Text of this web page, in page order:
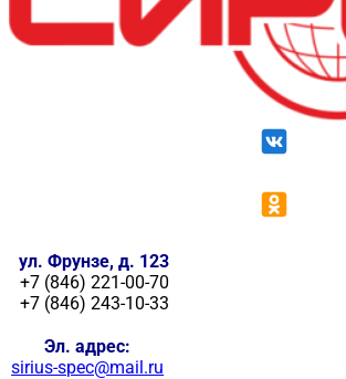
ул. Фрунзе, д. 123
+7 (846) 221-00-70
+7 (846) 243-10-33
Эл. адрес:
sirius-spec@mail.ru